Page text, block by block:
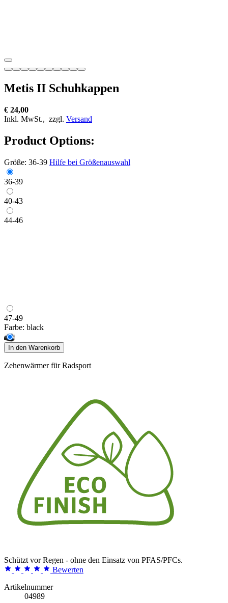
Metis II Schuhkappen
€ 24,00
Inkl. MwSt., zzgl. Versand
Product Options:
Größe: 36-39 Hilfe bei Größenauswahl
36-39
40-43
44-46
47-49
Farbe: black
In den Warenkorb
Zehenwärmer für Radsport
Schützt vor Regen - ohne den Einsatz von PFAS/PFCs.
Bewerten
Artikelnummer
04989